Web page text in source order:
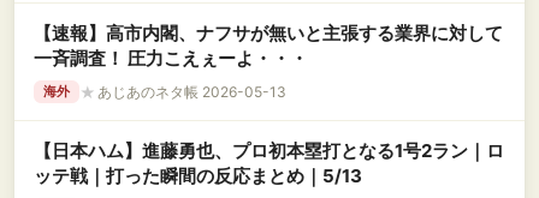
【速報】高市内閣、ナフサが無いと主張する業界に対して
一斉調査！ 圧力こえぇーよ・・・
海外 ★ あじあのネタ帳 2026-05-13
【日本ハム】進藤勇也、プロ初本塁打となる1号2ラン｜ロ
ッテ戦｜打った瞬間の反応まとめ｜5/13